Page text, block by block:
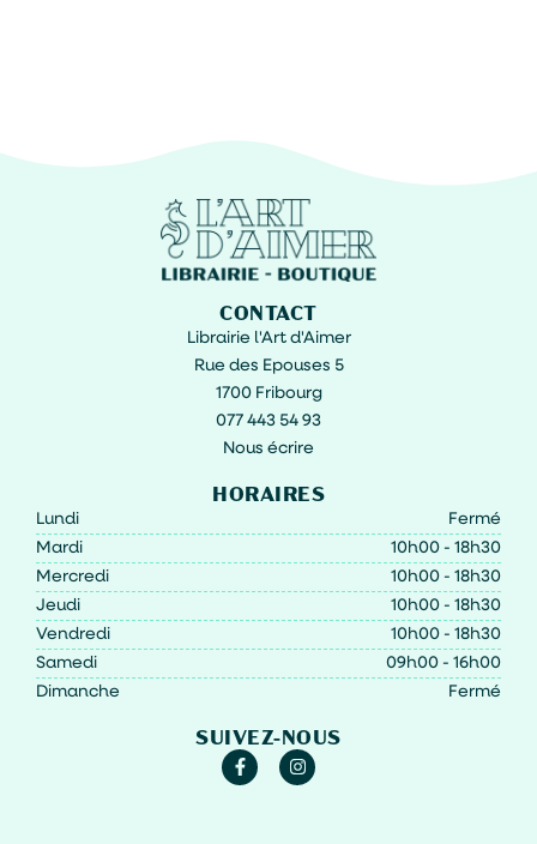
CONTACT
Librairie l'Art d'Aimer
Rue des Epouses 5
1700 Fribourg
077 443 54 93
Nous écrire
HORAIRES
Lundi
Fermé
Mardi
10h00 - 18h30
Mercredi
10h00 - 18h30
Jeudi
10h00 - 18h30
Vendredi
10h00 - 18h30
Samedi
09h00 - 16h00
Dimanche
Fermé
SUIVEZ-NOUS